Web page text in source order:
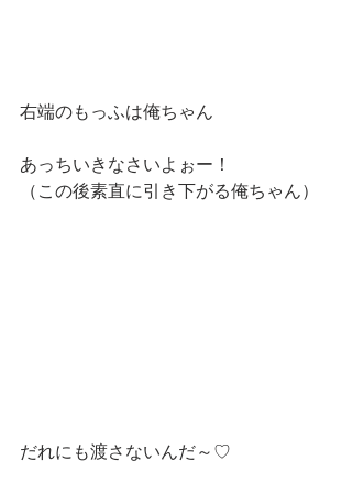
右端のもっふは俺ちゃん
あっちいきなさいよぉー！
（この後素直に引き下がる俺ちゃん）
だれにも渡さないんだ～♡